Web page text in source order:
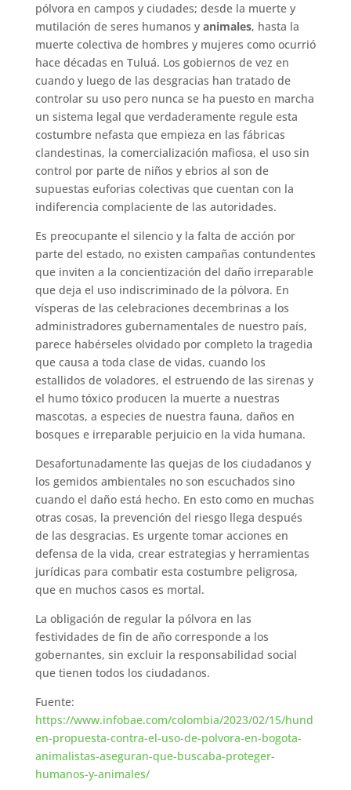
pólvora en campos y ciudades; desde la muerte y
mutilación de seres humanos y animales, hasta la
muerte colectiva de hombres y mujeres como ocurrió
hace décadas en Tuluá. Los gobiernos de vez en
cuando y luego de las desgracias han tratado de
controlar su uso pero nunca se ha puesto en marcha
un sistema legal que verdaderamente regule esta
costumbre nefasta que empieza en las fábricas
clandestinas, la comercialización mafiosa, el uso sin
control por parte de niños y ebrios al son de
supuestas euforias colectivas que cuentan con la
indiferencia complaciente de las autoridades.
Es preocupante el silencio y la falta de acción por
parte del estado, no existen campañas contundentes
que inviten a la concientización del daño irreparable
que deja el uso indiscriminado de la pólvora. En
vísperas de las celebraciones decembrinas a los
administradores gubernamentales de nuestro país,
parece habérseles olvidado por completo la tragedia
que causa a toda clase de vidas, cuando los
estallidos de voladores, el estruendo de las sirenas y
el humo tóxico producen la muerte a nuestras
mascotas, a especies de nuestra fauna, daños en
bosques e irreparable perjuicio en la vida humana.
Desafortunadamente las quejas de los ciudadanos y
los gemidos ambientales no son escuchados sino
cuando el daño está hecho. En esto como en muchas
otras cosas, la prevención del riesgo llega después
de las desgracias. Es urgente tomar acciones en
defensa de la vida, crear estrategias y herramientas
jurídicas para combatir esta costumbre peligrosa,
que en muchos casos es mortal.
La obligación de regular la pólvora en las
festividades de fin de año corresponde a los
gobernantes, sin excluir la responsabilidad social
que tienen todos los ciudadanos.
Fuente:
https://www.infobae.com/colombia/2023/02/15/hund
en-propuesta-contra-el-uso-de-polvora-en-bogota-
animalistas-aseguran-que-buscaba-proteger-
humanos-y-animales/